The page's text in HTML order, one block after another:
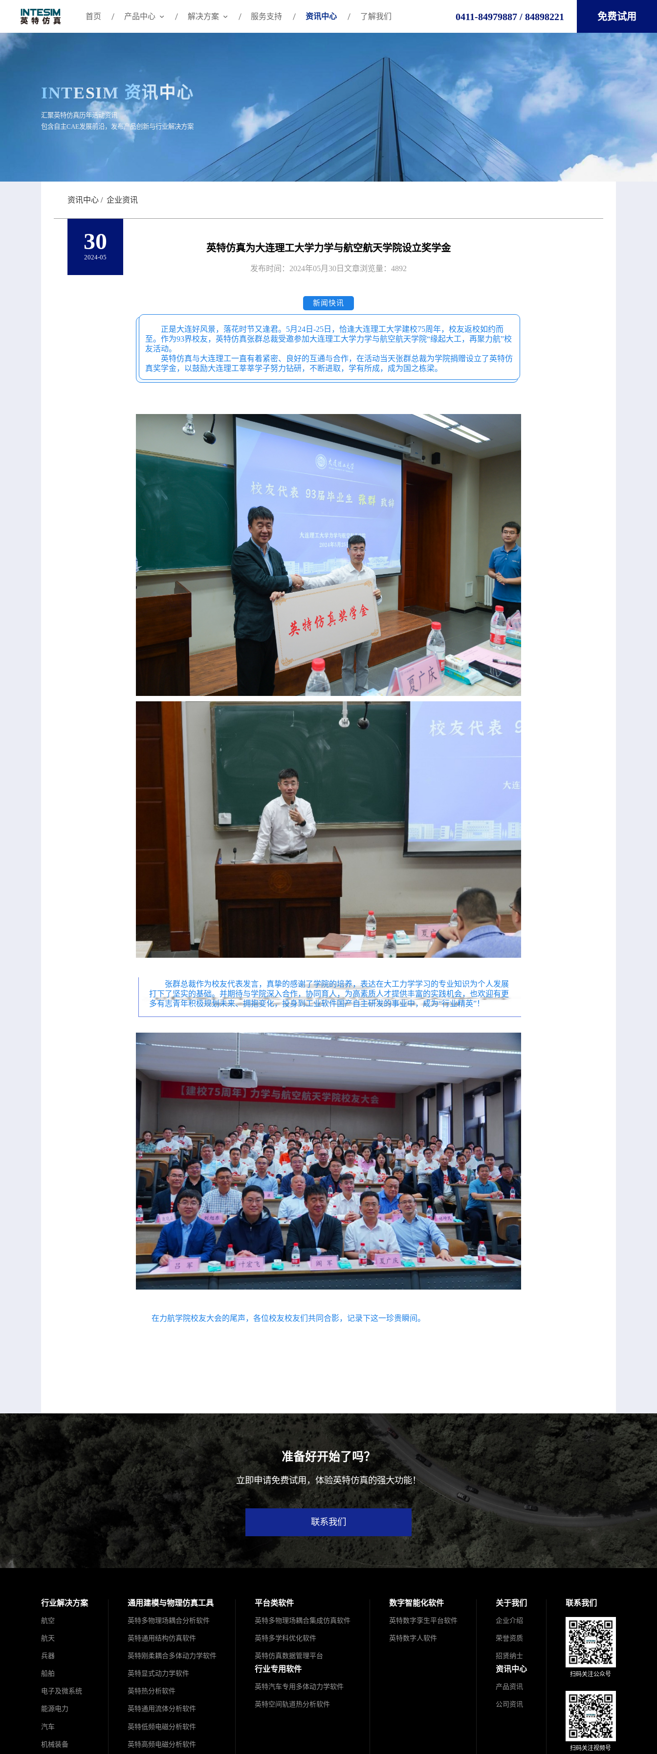
首页 产品中心 解决方案 服务支持 资讯中心 了解我们 0411-84979887 / 84898221 免费试用
INTESIM 资讯中心
汇聚英特仿真历年活动资讯
包含自主CAE发展前沿，发布产品创新与行业解决方案
资讯中心/ 企业资讯
30
2024-05
英特仿真为大连理工大学力学与航空航天学院设立奖学金
发布时间：2024年05月30日 文章浏览量：4892
新闻快讯
正是大连好风景，落花时节又逢君。 5月 24 日-25 日，恰逢大连理工大学建校75周年，校友返校如约而
至。作为93界校友，英特仿真张群总裁受邀参加大连理工大学力学与航空航天学院“缘起大工，再聚力航”校
友活动。
英特仿真与大连理工一直有着紧密、良好的互通与合作，在活动当天张群总裁为学院捐赠设立了英特仿
真奖学金，以鼓励大连理工莘莘学子努力钻研，不断进取，学有所成，成为国之栋梁。
张群总裁作为校友代表发言，真挚的感谢了学院的培养，表达在大工力学学习的专业知识为个人发展
打下了坚实的基础。并期待与学院深入合作，协同育人，为高素质人才提供丰富的实践机会，也欢迎有更
多有志青年积极规划未来、拥抱变化，投身到工业软件国产自主研发的事业中，成为“行业精英”！
在力航学院校友大会的尾声，各位校友校友们共同合影，记录下这一珍贵瞬间。
准备好开始了吗？
立即申请免费试用，体验英特仿真的强大功能！
联系我们
行业解决方案
航空
航天
兵器
船舶
电子及微系统
能源电力
汽车
机械装备
通用建模与物理仿真工具
英特多物理场耦合分析软件
英特通用结构仿真软件
英特刚柔耦合多体动力学软件
英特显式动力学软件
英特热分析软件
英特通用流体分析软件
英特低频电磁分析软件
英特高频电磁分析软件
平台类软件
英特多物理场耦合集成仿真软件
英特多学科优化软件
英特仿真数据管理平台
行业专用软件
英特汽车专用多体动力学软件
英特空间轨道热分析软件
数字智能化软件
英特数字孪生平台软件
英特数字人软件
关于我们
企业介绍
荣誉资质
招贤纳士
资讯中心
产品资讯
公司资讯
联系我们
扫码关注公众号
扫码关注视频号